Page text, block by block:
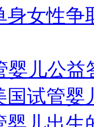
身女性争
婴儿公
国试管婴